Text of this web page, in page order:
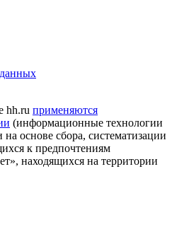
hh.ru применяются
(информационные технологии
основе сбора, систематизации
к предпочтениям
находящихся на территории